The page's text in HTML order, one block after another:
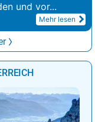
und vor...
Mehr lesen